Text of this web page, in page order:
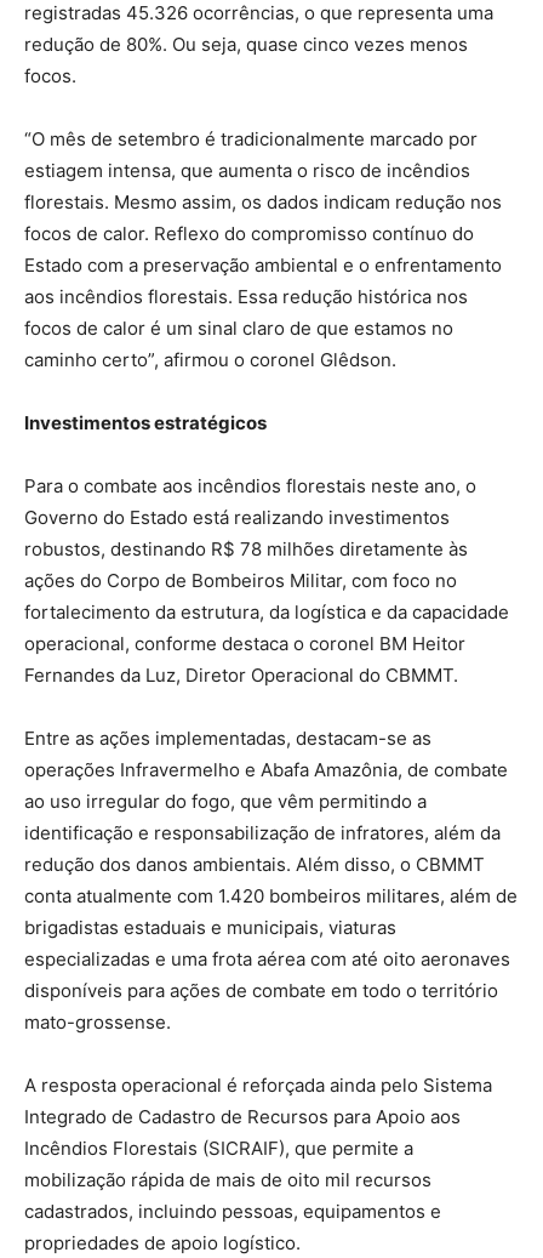
registradas 45.326 ocorrências, o que representa uma
redução de 80%. Ou seja, quase cinco vezes menos
focos.
“O mês de setembro é tradicionalmente marcado por
estiagem intensa, que aumenta o risco de incêndios
florestais. Mesmo assim, os dados indicam redução nos
focos de calor. Reflexo do compromisso contínuo do
Estado com a preservação ambiental e o enfrentamento
aos incêndios florestais. Essa redução histórica nos
focos de calor é um sinal claro de que estamos no
caminho certo”, afirmou o coronel Glêdson.
Investimentos estratégicos
Para o combate aos incêndios florestais neste ano, o
Governo do Estado está realizando investimentos
robustos, destinando R$ 78 milhões diretamente às
ações do Corpo de Bombeiros Militar, com foco no
fortalecimento da estrutura, da logística e da capacidade
operacional, conforme destaca o coronel BM Heitor
Fernandes da Luz, Diretor Operacional do CBMMT.
Entre as ações implementadas, destacam-se as
operações Infravermelho e Abafa Amazônia, de combate
ao uso irregular do fogo, que vêm permitindo a
identificação e responsabilização de infratores, além da
redução dos danos ambientais. Além disso, o CBMMT
conta atualmente com 1.420 bombeiros militares, além de
brigadistas estaduais e municipais, viaturas
especializadas e uma frota aérea com até oito aeronaves
disponíveis para ações de combate em todo o território
mato-grossense.
A resposta operacional é reforçada ainda pelo Sistema
Integrado de Cadastro de Recursos para Apoio aos
Incêndios Florestais (SICRAIF), que permite a
mobilização rápida de mais de oito mil recursos
cadastrados, incluindo pessoas, equipamentos e
propriedades de apoio logístico.